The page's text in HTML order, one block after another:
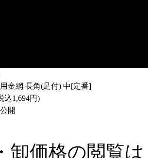
金網 長角(足付) 中[定番]
込1,694円)
開
卸価格の閲覧は